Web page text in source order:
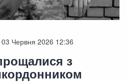
03 Червня 2026 12:36
з